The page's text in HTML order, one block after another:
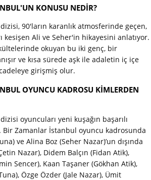
KONUSU NEDİR?
90'ların karanlık atmosferinde geçen,
kesişen Ali ve Seher'in hikayesini anlatıyor.
okuyan bu iki genç, bir
ve kısa sürede aşk ile adaletin iç içe
girişmiş olur.
OYUNCU KADROSU KİMLERDEN
oyuncuları yeni kuşağın başarılı
Zamanlar İstanbul oyuncu kadrosunda
ve Alina Boz (Seher Nazar)’un dışında
Nazar), Didem Balçın (Fidan Atik),
Sencer), Kaan Taşaner (Gökhan Atik),
Özge Özder (Jale Nazar), Ümit